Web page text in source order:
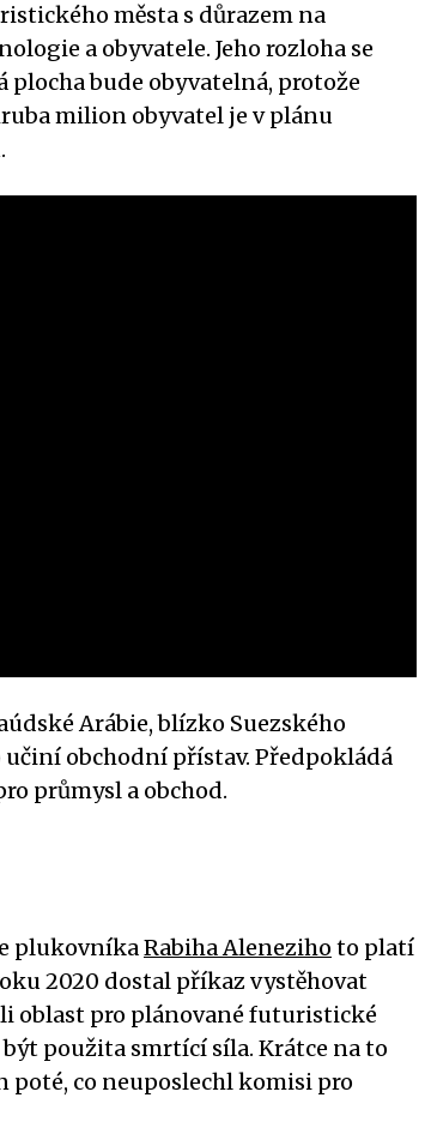
města s důrazem na
a obyvatele. Jeho rozloha se
plocha bude obyvatelná, protože
milion obyvatel je v plánu
Arábie, blízko Suezského
obchodní přístav. Předpokládá
průmysl a obchod.
plukovníkaRabiha Aleneziho to platí
2020 dostal příkaz vystěhovat
oblast pro plánované futuristické
použita smrtící síla. Krátce na to
co neuposlechl komisi pro